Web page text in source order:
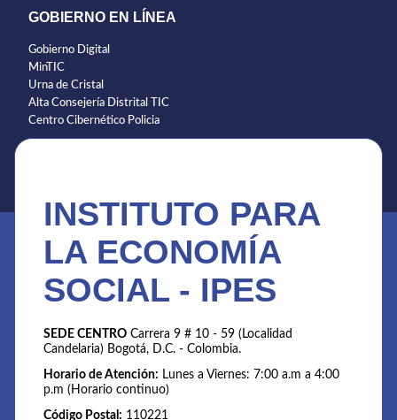
GOBIERNO EN LÍNEA
Gobierno Digital
MinTIC
Urna de Cristal
Alta Consejería Distrital TIC
Centro Cibernético Policia
INSTITUTO PARA
LA ECONOMÍA
SOCIAL - IPES
SEDE CENTRO Carrera 9 # 10 - 59 (Localidad
Candelaria) Bogotá, D.C. - Colombia.
Horario de Atención: Lunes a Viernes: 7:00 a.m a 4:00
p.m (Horario continuo)
Código Postal: 110221